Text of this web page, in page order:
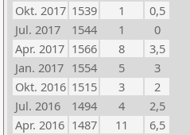
Okt. 2017 1539 1
0,5
Jul. 2017
1544 1
0
Apr. 2017 1566 8
3,5
Jan. 2017 1554 5
3
Okt. 2016 1515 3
2
Jul. 2016
1494 4
2,5
Apr. 2016 1487 11
6,5